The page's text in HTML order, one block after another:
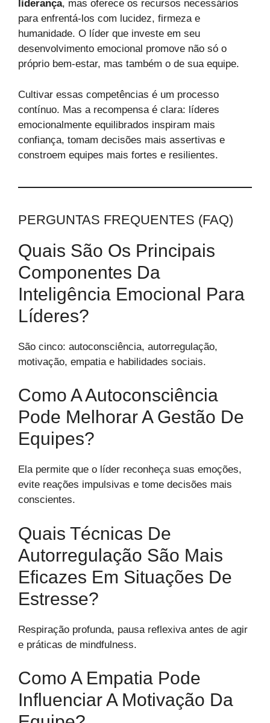
liderança, mas oferece os recursos necessários
para enfrentá-los com lucidez, firmeza e
humanidade. O líder que investe em seu
desenvolvimento emocional promove não só o
próprio bem-estar, mas também o de sua equipe.
Cultivar essas competências é um processo
contínuo. Mas a recompensa é clara: líderes
emocionalmente equilibrados inspiram mais
confiança, tomam decisões mais assertivas e
constroem equipes mais fortes e resilientes.
PERGUNTAS FREQUENTES (FAQ)
Quais São Os Principais
Componentes Da
Inteligência Emocional Para
Líderes?
São cinco: autoconsciência, autorregulação,
motivação, empatia e habilidades sociais.
Como A Autoconsciência
Pode Melhorar A Gestão De
Equipes?
Ela permite que o líder reconheça suas emoções,
evite reações impulsivas e tome decisões mais
conscientes.
Quais Técnicas De
Autorregulação São Mais
Eficazes Em Situações De
Estresse?
Respiração profunda, pausa reflexiva antes de agir
e práticas de mindfulness.
Como A Empatia Pode
Influenciar A Motivação Da